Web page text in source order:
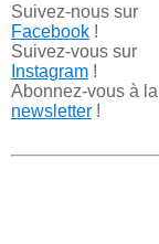
Suivez-nous sur
Facebook!
Suivez-vous sur
Instagram!
Abonnez-vous à la
newsletter!